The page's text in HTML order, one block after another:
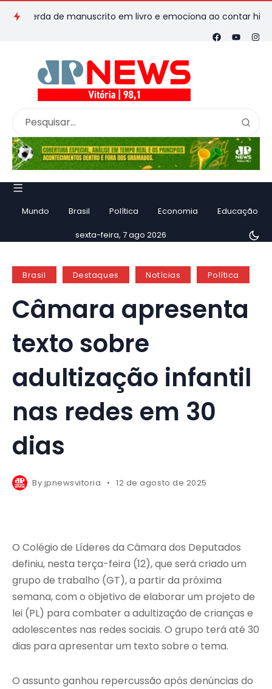
de manuscrito em livro e emociona ao contar história
Mundo Brasil Política Economia Educação
sexta-feira, 7 ago 2026
Brasil Destaques Notícias Política
Câmara apresenta
texto sobre
adultização infantil
nas redes em 30
dias
By jpnewsvitoria 12 de agosto de 2025
O Colégio de Líderes da Câmara dos Deputados
definiu, nesta terça-feira (12), que será criado um
grupo de trabalho (GT), a partir da próxima
semana, com o objetivo de elaborar um projeto de
lei (PL) para combater a adultização de crianças e
adolescentes nas redes sociais. O grupo terá até 30
dias para apresentar um texto sobre o tema.
O assunto ganhou repercussão após denúncias do